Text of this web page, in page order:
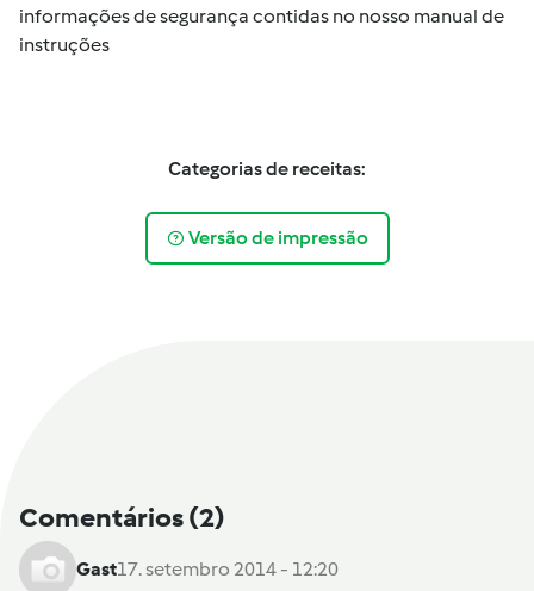
informações de segurança contidas no nosso manual de
instruções
Categorias de receitas:
Versão de impressão
Comentários(2)
Gast17. setembro 2014 - 12:20